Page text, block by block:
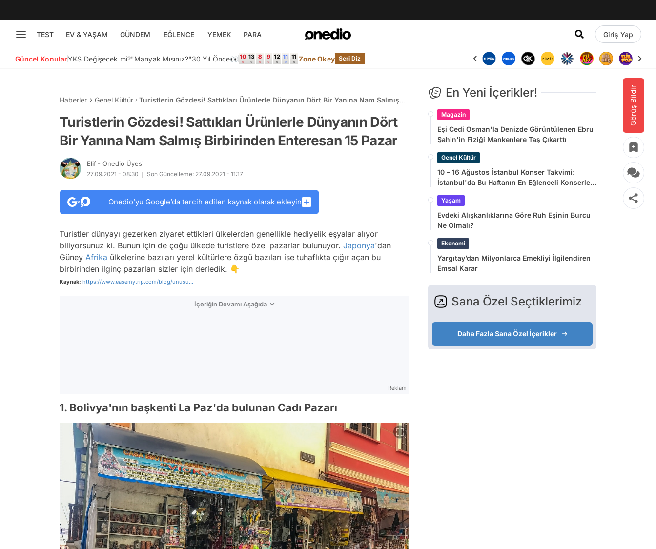
TEST EV & YAŞAM GÜNDEM EĞLENCE YEMEK PARA Giriş Yap
Güncel KonularYKS Değişecek mi?"Manyak Mısınız?"30 Yıl Önce👀 Zone Okey Seri Diz
Görüş Bildir
Haberler Genel Kültür
Turistlerin Gözdesi! Sattıkları Ürünlerle Dünyanın Dört Bir Yanına Nam Salmış
Turistlerin Gözdesi! Sattıkları Ürünlerle Dünyanın Dört
Bir Yanına Nam Salmış Birbirinden Enteresan 15 Pazar
Elif - Onedio Üyesi
27.09.2021 - 08:30 Son Güncelleme: 27.09.2021 - 11:17
Onedio’yu Google’da tercih edilen kaynak olarak ekleyin
Turistler dünyayı gezerken ziyaret ettikleri ülkelerden genellikle hediyelik eşyalar alıyor
biliyorsunuz ki. Bunun için de çoğu ülkede turistlere özel pazarlar bulunuyor. Japonya'dan
Güney Afrika ülkelerine bazıları yerel kültürlere özgü bazıları ise tuhaflıkta çığır açan bu
birbirinden ilginç pazarları sizler için derledik. 👇
Kaynak: https://www.easemytrip.com/blog/unusu...
İçeriğin Devamı Aşağıda
Reklam
1. Bolivya'nın başkenti La Paz'da bulunan Cadı Pazarı
En Yeni İçerikler!
Magazin
Eşi Cedi Osman'la Denizde Görüntülenen Ebru
Şahin'in Fiziği Mankenlere Taş Çıkarttı
Genel Kültür
10 – 16 Ağustos İstanbul Konser Takvimi:
İstanbul'da Bu Haftanın En Eğlenceli Konserleri
Yaşam
Evdeki Alışkanlıklarına Göre Ruh Eşinin Burcu
Ne Olmalı?
Ekonomi
Yargıtay’dan Milyonlarca Emekliyi İlgilendiren
Emsal Karar
Sana Özel Seçtiklerimiz
Daha Fazla Sana Özel İçerikler